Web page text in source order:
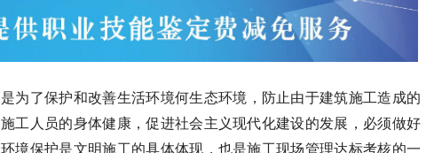
为了保护和改善生活环境何生态环境，防止由于建筑施工造成的
工人员的身体健康，促进社会主义现代化建设的发展，必须做好
境保护是文明施工的具体体现，也是施工现场管理达标考核的一